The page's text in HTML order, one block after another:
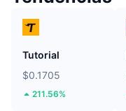
Tutorial
$0.1705
211.56%